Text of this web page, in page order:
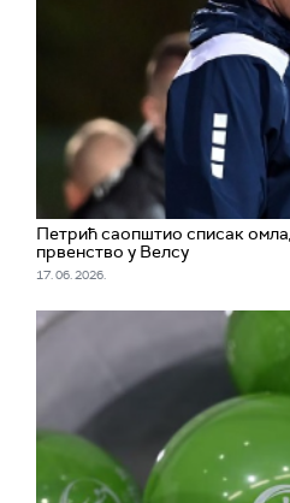
Петрић саопштио списак
првенство у Велсу
17. 06. 2026.